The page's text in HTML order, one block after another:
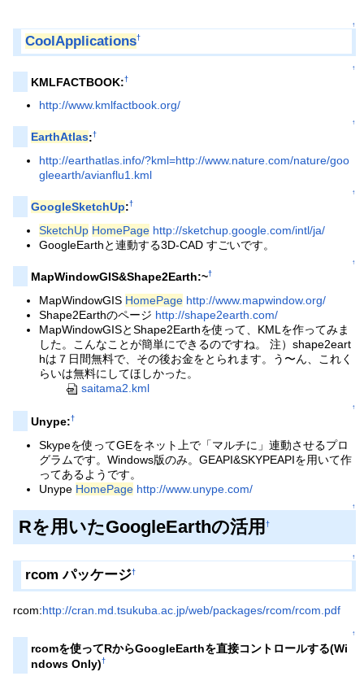
↑
CoolApplications†
↑
KMLFACTBOOK:†
http://www.kmlfactbook.org/
↑
EarthAtlas:†
http://earthatlas.info/?kml=http://www.nature.com/nature/goo
gleearth/avianflu1.kml
↑
GoogleSketchUp:†
SketchUp HomePage http://sketchup.google.com/intl/ja/
GoogleEarthと連動する3D-CAD すごいです。
↑
MapWindowGIS&Shape2Earth:~†
MapWindowGIS HomePage http://www.mapwindow.org/
Shape2Earthのページ http://shape2earth.com/
MapWindowGISとShape2Earthを使って、KMLを作ってみま
した。こんなことが簡単にできるのですね。 注）shape2eart
hは７日間無料で、その後お金をとられます。う〜ん、これく
らいは無料にしてほしかった。
saitama2.kml
↑
Unype:†
Skypeを使ってGEをネット上で「マルチに」連動させるプロ
グラムです。Windows版のみ。GEAPI&SKYPEAPIを用いて作
ってあるようです。
Unype HomePage http://www.unype.com/
↑
Rを用いたGoogleEarthの活用 †
↑
rcom パッケージ†
rcom:http://cran.md.tsukuba.ac.jp/web/packages/rcom/rcom.pdf
↑
rcomを使ってRからGoogleEarthを直接コントロールする(Wi
ndows Only)†